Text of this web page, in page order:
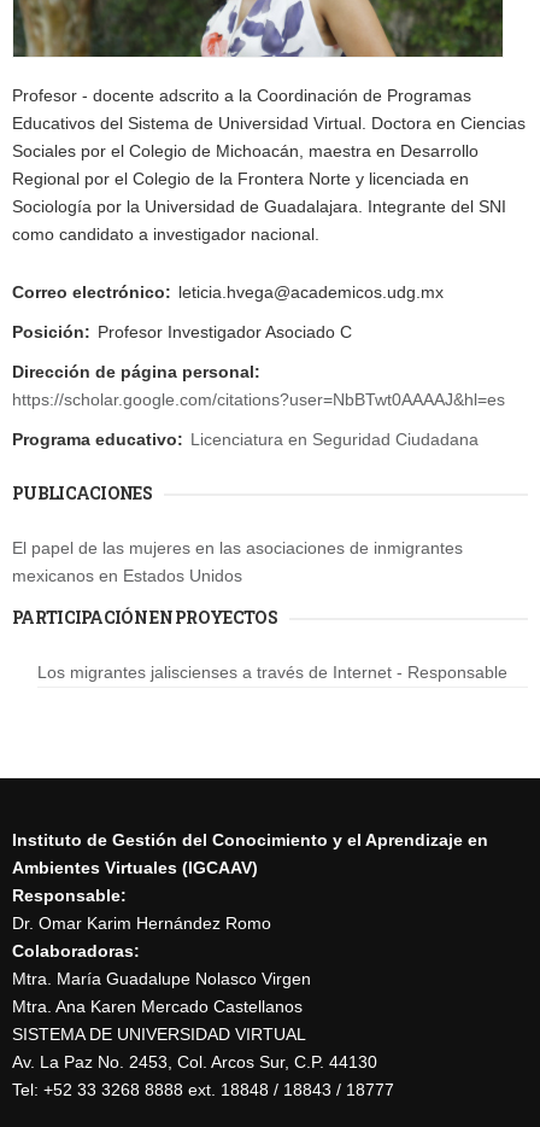
Profesor - docente adscrito a la Coordinación de Programas
Educativos del Sistema de Universidad Virtual. Doctora en Ciencias
Sociales por el Colegio de Michoacán, maestra en Desarrollo
Regional por el Colegio de la Frontera Norte y licenciada en
Sociología por la Universidad de Guadalajara. Integrante del SNI
como candidato a investigador nacional.
Correo electrónico: leticia.hvega@academicos.udg.mx
Posición: Profesor Investigador Asociado C
Dirección de página personal:
https://scholar.google.com/citations?user=NbBTwt0AAAAJ&hl=es
Programa educativo: Licenciatura en Seguridad Ciudadana
PUBLICACIONES
El papel de las mujeres en las asociaciones de inmigrantes
mexicanos en Estados Unidos
PARTICIPACIÓN EN PROYECTOS
Los migrantes jaliscienses a través de Internet - Responsable
Instituto de Gestión del Conocimiento y el Aprendizaje en
Ambientes Virtuales (IGCAAV)
Responsable:
Dr. Omar Karim Hernández Romo
Colaboradoras:
Mtra. María Guadalupe Nolasco Virgen
Mtra. Ana Karen Mercado Castellanos
SISTEMA DE UNIVERSIDAD VIRTUAL
Av. La Paz No. 2453, Col. Arcos Sur, C.P. 44130
Tel: +52 33 3268 8888‏ ext. 18848 / 18843 / 18777